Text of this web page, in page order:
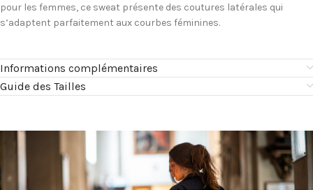
pour les femmes, ce sweat présente des coutures latérales qui
s’adaptent parfaitement aux courbes féminines.
Informations complémentaires
Guide des Tailles